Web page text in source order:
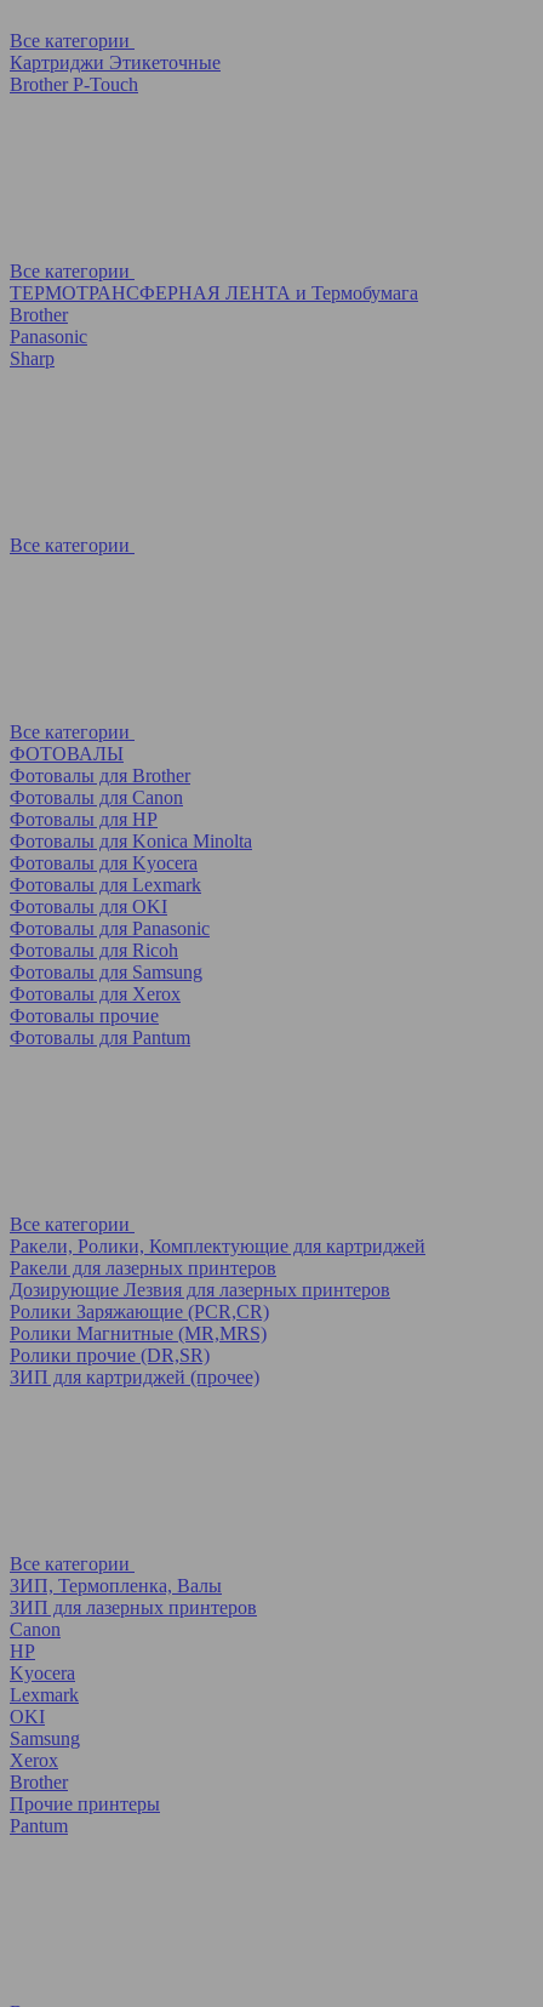
Все категории
Картриджи Этикеточные
Brother P-Touch
Все категории
ТЕРМОТРАНСФЕРНАЯ ЛЕНТА и Термобумага
Brother
Panasonic
Sharp
Все категории
Все категории
ФОТОВАЛЫ
Фотовалы для Brother
Фотовалы для Canon
Фотовалы для HP
Фотовалы для Koniсa Minolta
Фотовалы для Kyocera
Фотовалы для Lexmark
Фотовалы для OKI
Фотовалы для Panasonic
Фотовалы для Ricoh
Фотовалы для Samsung
Фотовалы для Xerox
Фотовалы прочие
Фотовалы для Pantum
Все категории
Ракели, Ролики, Комплектующие для картриджей
Ракели для лазерных принтеров
Дозирующие Лезвия для лазерных принтеров
Ролики Заряжающие (PCR,CR)
Ролики Магнитные (MR,MRS)
Ролики прочие (DR,SR)
ЗИП для картриджей (прочее)
Все категории
ЗИП, Термопленка, Валы
ЗИП для лазерных принтеров
Canon
HP
Kyocera
Lexmark
OKI
Samsung
Xerox
Brother
Прочие принтеры
Pantum